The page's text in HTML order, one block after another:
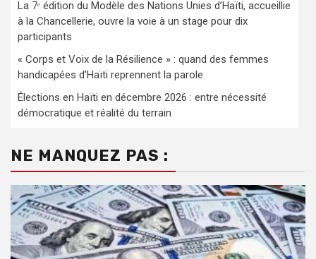
La 7ᵉ édition du Modèle des Nations Unies d’Haïti, accueillie
à la Chancellerie, ouvre la voie à un stage pour dix
participants
« Corps et Voix de la Résilience » : quand des femmes
handicapées d’Haïti reprennent la parole
Élections en Haïti en décembre 2026 : entre nécessité
démocratique et réalité du terrain
NE MANQUEZ PAS :